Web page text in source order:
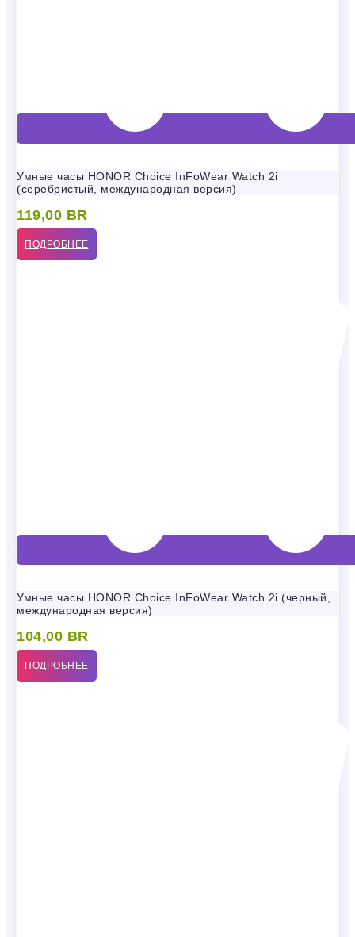
Умные часы HONOR Choice InFoWear Watch 2i
(серебристый, международная версия)
119,00 BR
ПОДРОБНЕЕ
Умные часы HONOR Choice InFoWear Watch 2i (черный,
международная версия)
104,00 BR
ПОДРОБНЕЕ